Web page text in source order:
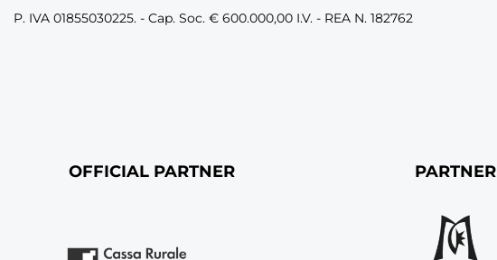
P. IVA 01855030225. - Cap. Soc. € 600.000,00 I.V. - REA N. 182762
OFFICIAL PARTNER PARTNER